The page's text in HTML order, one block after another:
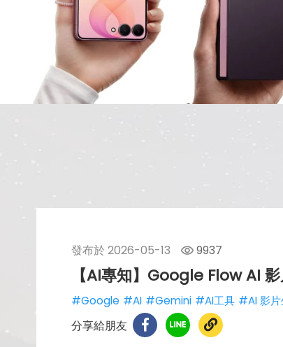
發布於 2026-05-13 9937
【AI專知】Google Flow AI
#Google #AI #Gemini #AI工具 #AI 影片
分享給朋友